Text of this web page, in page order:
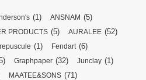
(1) ANSNAM (5)
PRODUCTS (5) AURALEE (52)
(1) Fendart (6)
Graphpaper (32) Junclay (1)
MAATEE&SONS (71)